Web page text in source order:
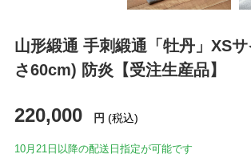
山形緞通 手刺緞通「牡丹」XS
さ60cm) 防炎【受注生産品】
220,000 円 (税込)
10月21日 以降の配送日指定が可能です